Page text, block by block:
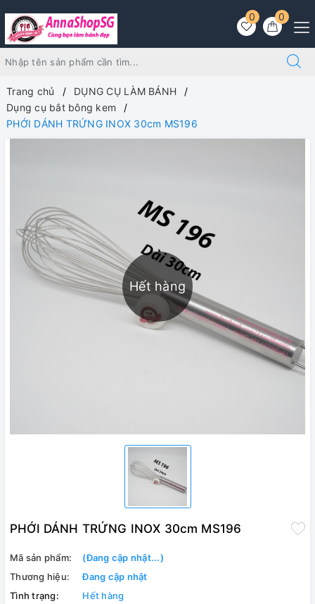
0
0
Trang chủ
DỤNG CỤ LÀM BÁNH
Dụng cụ bắt bông kem
PHỚI DÁNH TRỨNG INOX 30cm MS196
Hết hàng
PHỚI DÁNH TRỨNG INOX 30cm MS196
Mã sản phẩm:
(Đang cập nhật...)
Thương hiệu:
Đang cập nhật
Tình trạng:
Hết hàng